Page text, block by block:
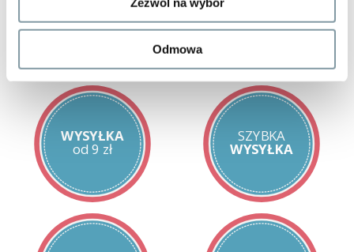
Odmowa
2 kapsułki na dzień, suplementacja - 10 dni. Zaleca się
powtórzenie. Kapsułki przyjmować popijając dużą szklanką wody,
Zawartość opakowania:
1 opakowanie zawiera 20 kapsułek.
Przechowywanie:
Przechowywać w miejscu niedostępnym dla dzieci, w
temperaturze pokojowej, chroniąc od światła i wilgoci.
WYSYŁKA
od 9 zł
SZYBKA
WYSYŁKA